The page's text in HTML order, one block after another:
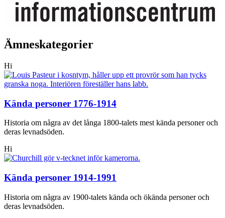
Ämneskategorier
Hi
Kända personer 1776-1914
Historia om några av det långa 1800-talets mest kända personer och
deras levnadsöden.
Hi
Kända personer 1914-1991
Historia om några av 1900-talets kända och ökända personer och
deras levnadsöden.